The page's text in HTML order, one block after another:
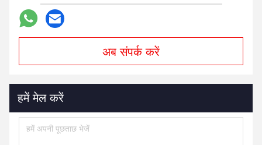
अब संपर्क करें
हमें मेल करें